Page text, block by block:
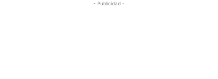
- Publicidad -